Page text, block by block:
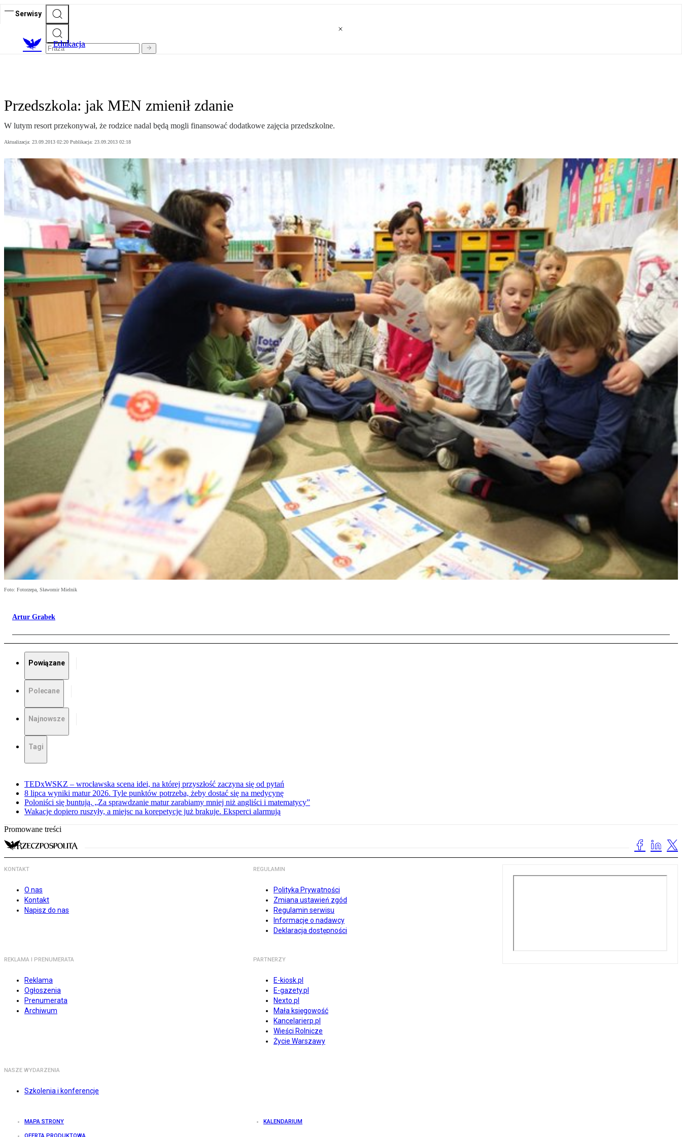
Serwisy
Edukacja
Przedszkola: jak MEN zmienił zdanie
W lutym resort przekonywał, że rodzice nadal będą mogli finansować dodatkowe zajęcia przedszkolne.
Aktualizacja: 23.09.2013 02:20 Publikacja: 23.09.2013 02:18
Foto: Fotorzepa, Sławomir Mielnik
Artur Grabek
Powiązane
Polecane
Najnowsze
Tagi
TEDxWSKZ – wrocławska scena idei, na której przyszłość zaczyna się od pytań
8 lipca wyniki matur 2026. Tyle punktów potrzeba, żeby dostać się na medycynę
Poloniści się buntują. „Za sprawdzanie matur zarabiamy mniej niż angliści i matematycy”
Wakacje dopiero ruszyły, a miejsc na korepetycje już brakuje. Eksperci alarmują
Promowane treści
KONTAKT
O nas
Kontakt
Napisz do nas
REGULAMIN
Polityka Prywatności
Zmiana ustawień zgód
Regulamin serwisu
Informacje o nadawcy
Deklaracja dostępności
REKLAMA I PRENUMERATA
Reklama
Ogłoszenia
Prenumerata
Archiwum
PARTNERZY
E-kiosk.pl
E-gazety.pl
Nexto.pl
Mała księgowość
Kancelarierp.pl
Wieści Rolnicze
Życie Warszawy
NASZE WYDARZENIA
Szkolenia i konferencje
MAPA STRONY KALENDARIUM